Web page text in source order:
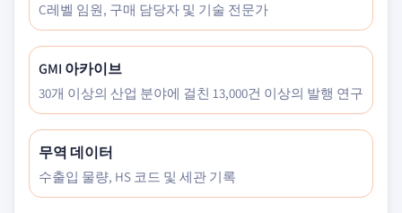
C레벨 임원, 구매 담당자 및 기술 전문가
GMI 아카이브
30개 이상의 산업 분야에 걸친 13,000건 이상의 발행 연구
무역 데이터
수출입 물량, HS 코드 및 세관 기록